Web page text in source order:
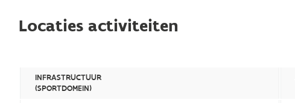
Locaties activiteiten
INFRASTRUCTUUR
(SPORTDOMEIN)